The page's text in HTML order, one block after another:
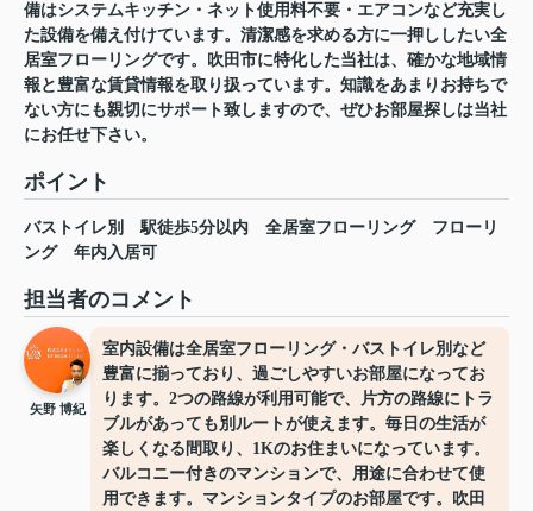
備はシステムキッチン・ネット使用料不要・エアコンなど充実し
た設備を備え付けています。清潔感を求める方に一押ししたい全
居室フローリングです。吹田市に特化した当社は、確かな地域情
報と豊富な賃貸情報を取り扱っています。知識をあまりお持ちで
ない方にも親切にサポート致しますので、ぜひお部屋探しは当社
にお任せ下さい。
ポイント
バストイレ別 駅徒歩5分以内 全居室フローリング
フローリ
ング
年内入居可
担当者のコメント
矢野 博紀
室内設備は全居室フローリング・バストイレ別など
豊富に揃っており、過ごしやすいお部屋になってお
ります。2つの路線が利用可能で、片方の路線にトラ
ブルがあっても別ルートが使えます。毎日の生活が
楽しくなる間取り、1Kのお住まいになっています。
バルコニー付きのマンションで、用途に合わせて使
用できます。マンションタイプのお部屋です。吹田